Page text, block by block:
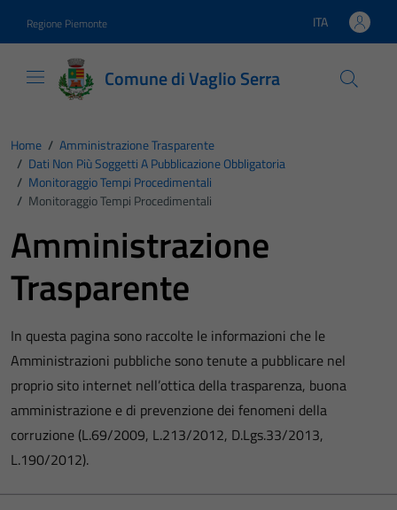
Regione Piemonte Lingua attiva:
ITA
Comune di Vaglio Serra
Home / Amministrazione Trasparente
/ Dati Non Più Soggetti A Pubblicazione Obbligatoria
/ Monitoraggio Tempi Procedimentali
/ Monitoraggio Tempi Procedimentali
Amministrazione
Trasparente
In questa pagina sono raccolte le informazioni che le
Amministrazioni pubbliche sono tenute a pubblicare nel
proprio sito internet nell’ottica della trasparenza, buona
amministrazione e di prevenzione dei fenomeni della
corruzione (L.69/2009, L.213/2012, D.Lgs.33/2013,
L.190/2012).